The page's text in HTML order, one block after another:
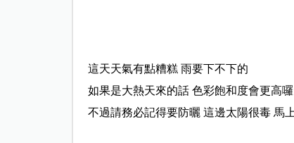
這天天氣有點糟糕 雨要下不下的
如果是大熱天來的話 色彩飽和度會更高囉
不過請務必記得要防曬 這邊太陽很毒 馬